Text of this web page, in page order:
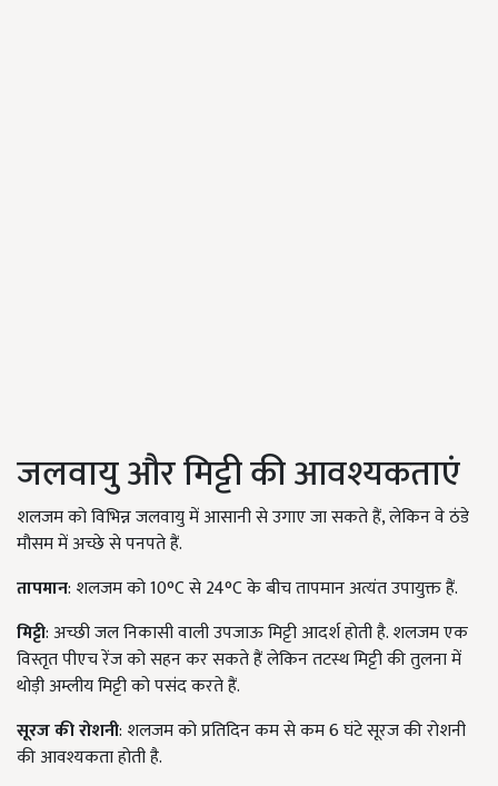
जलवायु और मिट्टी की आवश्यकताएं
शलजम को विभिन्न जलवायु में आसानी से उगाए जा सकते हैं, लेकिन वे ठंडे
मौसम में अच्छे से पनपते हैं.
तापमान: शलजम को 10°C से 24°C के बीच तापमान अत्यंत उपायुक्त हैं.
मिट्टी: अच्छी जल निकासी वाली उपजाऊ मिट्टी आदर्श होती है. शलजम एक
विस्तृत पीएच रेंज को सहन कर सकते हैं लेकिन तटस्थ मिट्टी की तुलना में
थोड़ी अम्लीय मिट्टी को पसंद करते हैं.
सूरज की रोशनी: शलजम को प्रतिदिन कम से कम 6 घंटे सूरज की रोशनी
की आवश्यकता होती है.